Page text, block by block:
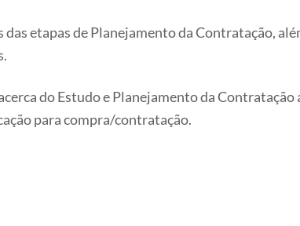
etapas de Planejamento da Contratação,
do Estudo e Planejamento da Contratação
para compra/contratação.